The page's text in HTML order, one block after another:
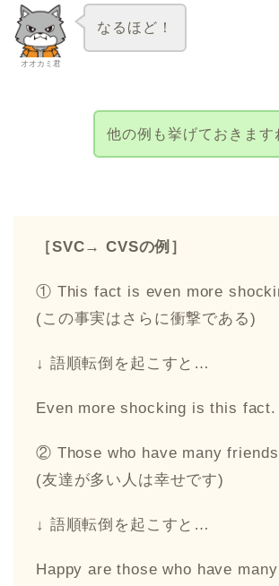
オオカミ君
なるほど！
他の例も挙げておきます
［SVC→ CVSの例］
① This fact is even more
(この事実はさらに衝撃である)
↓ 語順転倒を起こすと…
Even more shocking is this fact.
② Those who have many
(友達が多い人は幸せです)
↓ 語順転倒を起こすと…
Happy are those who have